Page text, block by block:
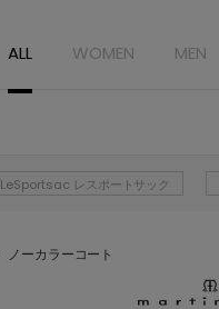
ALL WOMEN MEN
LeSportsac レスポートサック
ノーカラーコート